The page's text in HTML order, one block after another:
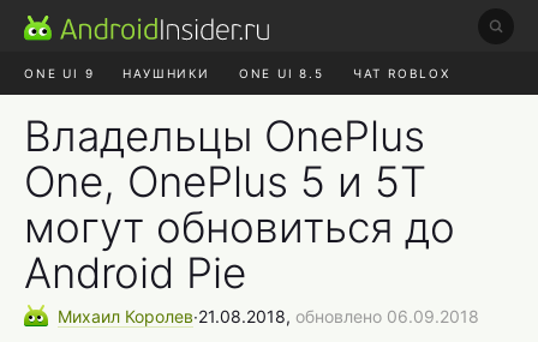
ONE UI 9 НАУШНИКИ ONE UI 8.5 ЧАТ ROBLOX
Владельцы OnePlus
One, OnePlus 5 и 5T
могут обновиться до
Android Pie
Михаил Королев∙21.08.2018, обновлено 06.09.2018